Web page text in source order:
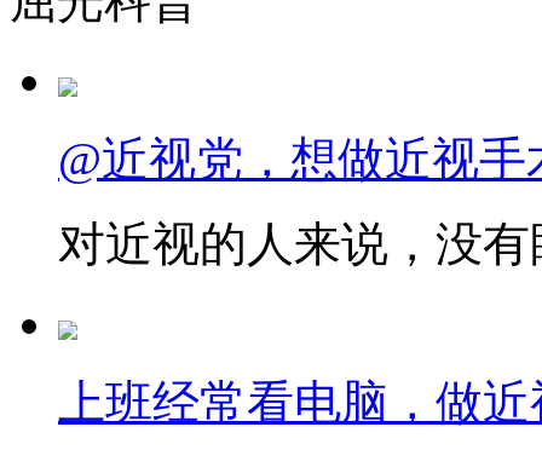
@近视党，想做近视
对近视的人来说，没
上班经常看电脑，做